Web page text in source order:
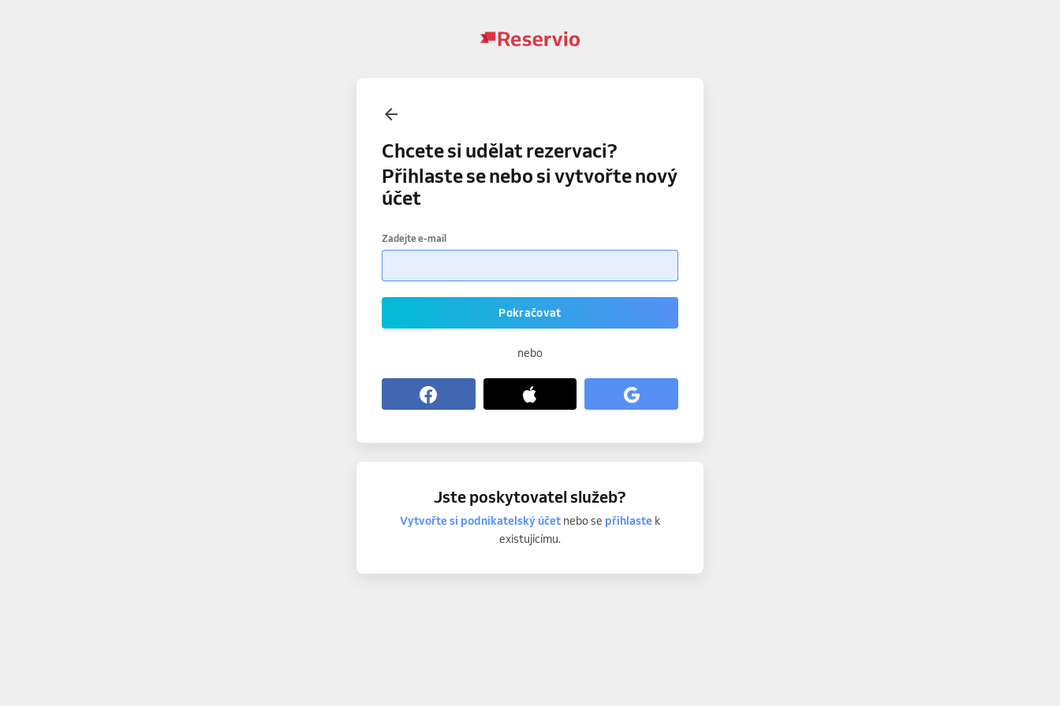
Chcete si udělat rezervaci?
Přihlaste se nebo si vytvořte nový
účet
Zadejte e-mail
Pokračovat
nebo
Jste poskytovatel služeb?
Vytvořte si podnikatelský účetnebo se přihlastek
existujícímu.